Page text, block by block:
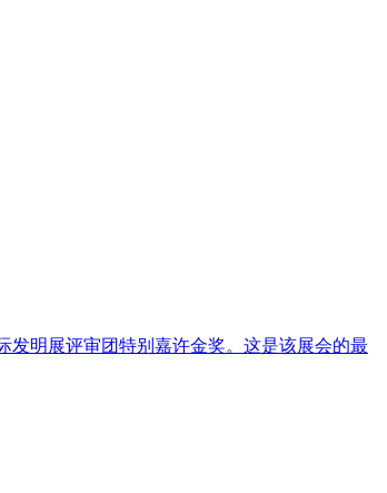
发明展评审团特别嘉许金奖。这是该展会的最